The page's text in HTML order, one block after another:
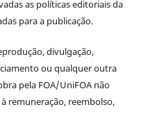
as políticas editoriais da
para a publicação.
divulgação,
ou qualquer outra
pela FOA/UniFOA não
remuneração, reembolso,